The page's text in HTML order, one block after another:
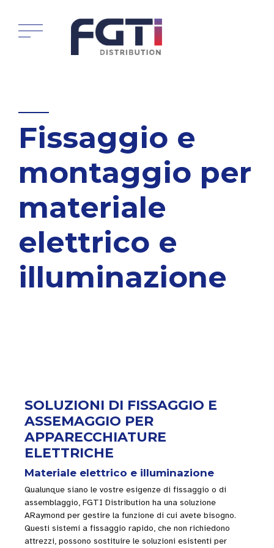
Fissaggio e
montaggio per
materiale
elettrico e
illuminazione
SOLUZIONI DI FISSAGGIO E
ASSEMAGGIO PER
APPARECCHIATURE
ELETTRICHE
Materiale elettrico e illuminazione
Qualunque siano le vostre esigenze di fissaggio o di
assemblaggio, FGTI Distribution ha una soluzione
ARaymond per gestire la funzione di cui avete bisogno.
Questi sistemi a fissaggio rapido, che non richiedono
attrezzi, possono sostituire le soluzioni esistenti per